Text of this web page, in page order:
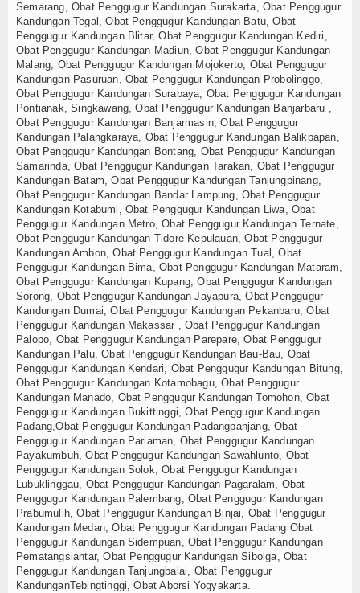
Semarang, Obat Penggugur Kandungan Surakarta, Obat Penggugur
Kandungan Tegal, Obat Penggugur Kandungan Batu, Obat
Penggugur Kandungan Blitar, Obat Penggugur Kandungan Kediri,
Obat Penggugur Kandungan Madiun, Obat Penggugur Kandungan
Malang, Obat Penggugur Kandungan Mojokerto, Obat Penggugur
Kandungan Pasuruan, Obat Penggugur Kandungan Probolinggo,
Obat Penggugur Kandungan Surabaya, Obat Penggugur Kandungan
Pontianak, Singkawang, Obat Penggugur Kandungan Banjarbaru ,
Obat Penggugur Kandungan Banjarmasin, Obat Penggugur
Kandungan Palangkaraya, Obat Penggugur Kandungan Balikpapan,
Obat Penggugur Kandungan Bontang, Obat Penggugur Kandungan
Samarinda, Obat Penggugur Kandungan Tarakan, Obat Penggugur
Kandungan Batam, Obat Penggugur Kandungan Tanjungpinang,
Obat Penggugur Kandungan Bandar Lampung, Obat Penggugur
Kandungan Kotabumi, Obat Penggugur Kandungan Liwa, Obat
Penggugur Kandungan Metro, Obat Penggugur Kandungan Ternate,
Obat Penggugur Kandungan Tidore Kepulauan, Obat Penggugur
Kandungan Ambon, Obat Penggugur Kandungan Tual, Obat
Penggugur Kandungan Bima, Obat Penggugur Kandungan Mataram,
Obat Penggugur Kandungan Kupang, Obat Penggugur Kandungan
Sorong, Obat Penggugur Kandungan Jayapura, Obat Penggugur
Kandungan Dumai, Obat Penggugur Kandungan Pekanbaru, Obat
Penggugur Kandungan Makassar , Obat Penggugur Kandungan
Palopo, Obat Penggugur Kandungan Parepare, Obat Penggugur
Kandungan Palu, Obat Penggugur Kandungan Bau-Bau, Obat
Penggugur Kandungan Kendari, Obat Penggugur Kandungan Bitung,
Obat Penggugur Kandungan Kotamobagu, Obat Penggugur
Kandungan Manado, Obat Penggugur Kandungan Tomohon, Obat
Penggugur Kandungan Bukittinggi, Obat Penggugur Kandungan
Padang,Obat Penggugur Kandungan Padangpanjang, Obat
Penggugur Kandungan Pariaman, Obat Penggugur Kandungan
Payakumbuh, Obat Penggugur Kandungan Sawahlunto, Obat
Penggugur Kandungan Solok, Obat Penggugur Kandungan
Lubuklinggau, Obat Penggugur Kandungan Pagaralam, Obat
Penggugur Kandungan Palembang, Obat Penggugur Kandungan
Prabumulih, Obat Penggugur Kandungan Binjai, Obat Penggugur
Kandungan Medan, Obat Penggugur Kandungan Padang Obat
Penggugur Kandungan Sidempuan, Obat Penggugur Kandungan
Pematangsiantar, Obat Penggugur Kandungan Sibolga, Obat
Penggugur Kandungan Tanjungbalai, Obat Penggugur
KandunganTebingtinggi, Obat Aborsi Yogyakarta.